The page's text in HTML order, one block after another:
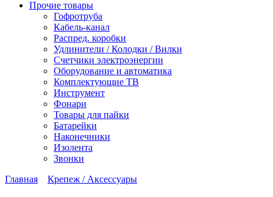
Прочие товары
Гофротруба
Кабель-канал
Распред. коробки
Удлинители / Колодки / Вилки
Счетчики электроэнергии
Оборудование и автоматика
Комплектующие ТВ
Инструмент
Фонари
Товары для пайки
Батарейки
Наконечники
Изолента
Звонки
Главная
Крепеж / Аксессуары